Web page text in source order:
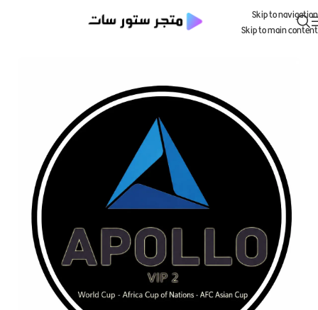
Skip to navigation
Skip to main content